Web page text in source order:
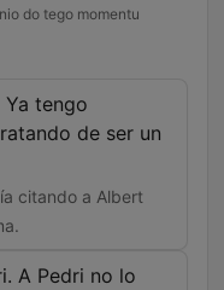
do tego momentu
tengo
de ser un
citando a Albert
A Pedri no lo